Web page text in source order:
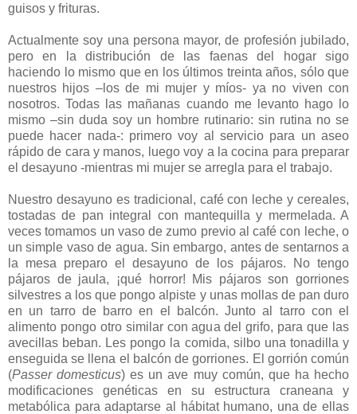
guisos y frituras.
Actualmente soy una persona mayor, de profesión jubilado,
pero en la distribución de las faenas del hogar sigo
haciendo lo mismo que en los últimos treinta años, sólo que
nuestros hijos –los de mi mujer y míos- ya no viven con
nosotros. Todas las mañanas cuando me levanto hago lo
mismo –sin duda soy un hombre rutinario: sin rutina no se
puede hacer nada-: primero voy al servicio para un aseo
rápido de cara y manos, luego voy a la cocina para preparar
el desayuno -mientras mi mujer se arregla para el trabajo.
Nuestro desayuno es tradicional, café con leche y cereales,
tostadas de pan integral con mantequilla y mermelada. A
veces tomamos un vaso de zumo previo al café con leche, o
un simple vaso de agua. Sin embargo, antes de sentarnos a
la mesa preparo el desayuno de los pájaros. No tengo
pájaros de jaula, ¡qué horror! Mis pájaros son gorriones
silvestres a los que pongo alpiste y unas mollas de pan duro
en un tarro de barro en el balcón. Junto al tarro con el
alimento pongo otro similar con agua del grifo, para que las
avecillas beban. Les pongo la comida, silbo una tonadilla y
enseguida se llena el balcón de gorriones. El gorrión común
(Passer domesticus) es un ave muy común, que ha hecho
modificaciones genéticas en su estructura craneana y
metabólica para adaptarse al hábitat humano, una de ellas